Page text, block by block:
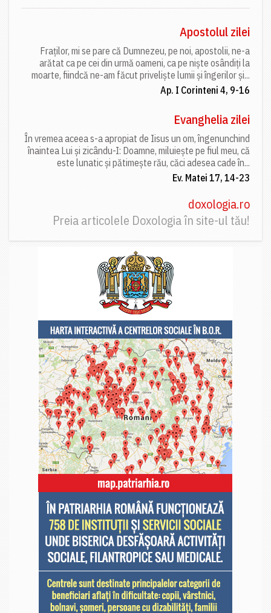
Apostolul zilei
Fraților, mi se pare că Dumnezeu, pe noi, apostolii, ne-a
arătat ca pe cei din urmă oameni, ca pe niște osândiți la
moarte, fiindcă ne-am făcut priveliște lumii și îngerilor și...
Ap. I Corinteni 4, 9-16
Evanghelia zilei
În vremea aceea s-a apropiat de Iisus un om, îngenunchind
înaintea Lui și zicându-I: Doamne, miluiește pe fiul meu, că
este lunatic și pătimește rău, căci adesea cade în...
Ev. Matei 17, 14-23
doxologia.ro
Preia articolele Doxologia în site-ul tău!